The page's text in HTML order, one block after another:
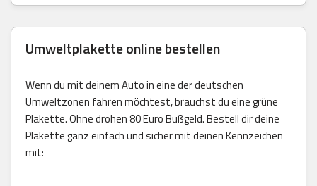
Umweltplakette online bestellen
Wenn du mit deinem Auto in eine der deutschen
Umweltzonen fahren möchtest, brauchst du eine grüne
Plakette. Ohne drohen 80 Euro Bußgeld. Bestell dir deine
Plakette ganz einfach und sicher mit deinen Kennzeichen
mit: